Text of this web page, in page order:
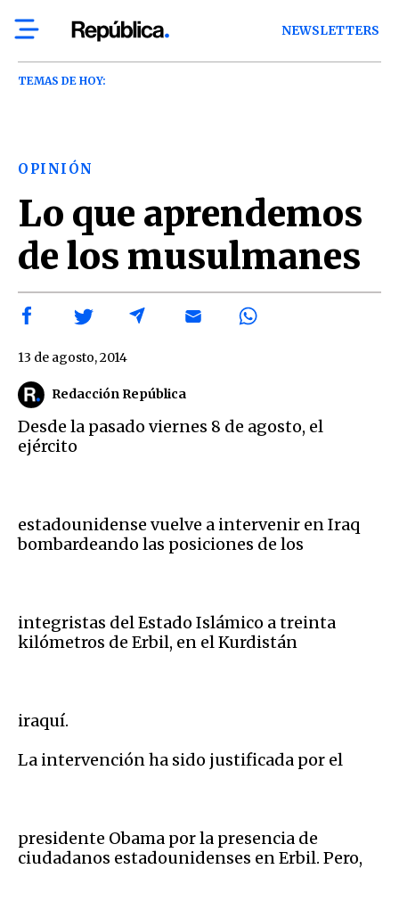
NEWSLETTERS
TEMAS DE HOY:
OPINIÓN
Lo que aprendemos
de los musulmanes
Redacción República
13 de agosto, 2014
Desde la pasado viernes 8 de agosto, el
ejército
estadounidense vuelve a intervenir en Iraq
bombardeando las posiciones de los
integristas del Estado Islámico a treinta
kilómetros de Erbil, en el Kurdistán
iraquí.
La intervención ha sido justificada por el
presidente Obama por la presencia de
ciudadanos estadounidenses en Erbil. Pero,